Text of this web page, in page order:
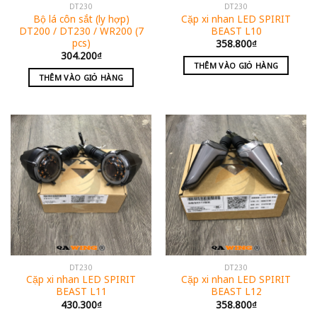
DT230
Bộ lá côn sắt (ly hợp)
DT200 / DT230 / WR200 (7
pcs)
304.200₫
THÊM VÀO GIỎ HÀNG
DT230
Cặp xi nhan LED SPIRIT
BEAST L10
358.800₫
THÊM VÀO GIỎ HÀNG
DT230
Cặp xi nhan LED SPIRIT
BEAST L11
430.300₫
DT230
Cặp xi nhan LED SPIRIT
BEAST L12
358.800₫